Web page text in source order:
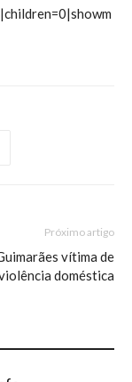
Próximo artigo
vítima de
doméstica